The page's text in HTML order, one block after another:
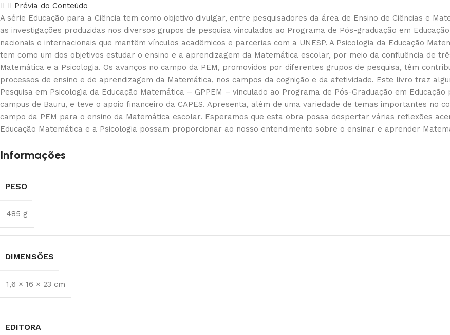
Prévia do Conteúdo
A série Educação para a Ciência tem como objetivo divulgar, entre pesquisadores da área de Ensino de Ciências e
as investigações produzidas nos diversos grupos de pesquisa vinculados ao Programa de Pós-graduação em
nacionais e internacionais que mantêm vínculos acadêmicos e parcerias com a UNESP. A Psicologia da Educação
tem como um dos objetivos estudar o ensino e a aprendizagem da Matemática escolar, por meio da confluência de
Matemática e a Psicologia. Os avanços no campo da PEM, promovidos por diferentes grupos de pesquisa, têm
processos de ensino e de aprendizagem da Matemática, nos campos da cognição e da afetividade. Este livro traz
Pesquisa em Psicologia da Educação Matemática – GPPEM – vinculado ao Programa de Pós-Graduação em
campus de Bauru, e teve o apoio financeiro da CAPES. Apresenta, além de uma variedade de temas importantes no
campo da PEM para o ensino da Matemática escolar. Esperamos que esta obra possa despertar várias reflexões
Educação Matemática e a Psicologia possam proporcionar ao nosso entendimento sobre o ensinar e aprender
Informações
PESO
485 g
DIMENSÕES
1,6 × 16 × 23 cm
EDITORA